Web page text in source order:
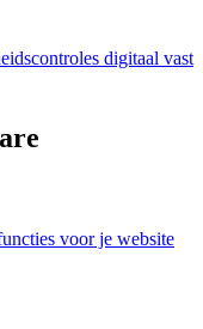
digitaal vast
voor je website